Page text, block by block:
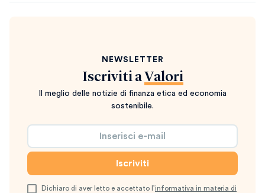
NEWSLETTER
Iscriviti a Valori
Il meglio delle notizie di finanza etica ed economia
sostenibile.
Dichiaro di aver letto e accettato l’informativa in materia di